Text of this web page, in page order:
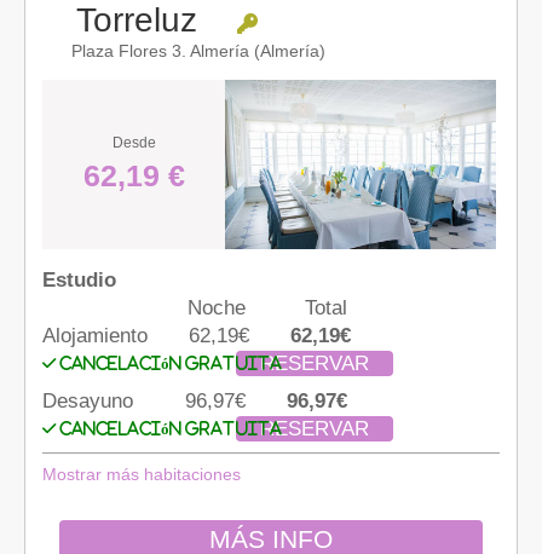
Torreluz
Plaza Flores 3. Almería (Almería)
Desde
62,19 €
Estudio
Noche
Total
Alojamiento
62,19€
62,19€
RESERVAR
Cancelación gratuita
Desayuno 96,97€
96,97€
RESERVAR
Cancelación gratuita
Mostrar más habitaciones
MÁS INFO